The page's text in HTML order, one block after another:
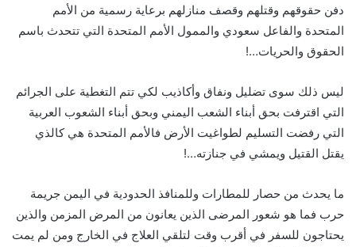
دفن حقوقهم وقتلهم وقصف منازلهم برعاية رسمية من الأمم
المتحدة والفاعل سعودي والممول الأمم المتحدة التي تتحدث باسم
الحقوق والحريات…!
ليس ذلك سوى تضليل ونفاق وأكاذيب لكي تتم التغطية على الجرائم
التي اقترفت بحق أبناء الشعب اليمني وبحق أبناء الشعوب العربية
التي رفضت التسليم لطواغيت الأرض فالأمم المتحدة هي كالذي
يقتل القتيل ويمشي في جنازته…!
ما يحدث من حصار للمطارات وللمنافذ الحدودية في اليمن جريمة
حرب فما هو شعور المرضى الذين يعانون من المرض المزمن والذين
يحتاجون للسفر في أقرب وقت لتلقي العلاج في الخارج ومن لم يمت